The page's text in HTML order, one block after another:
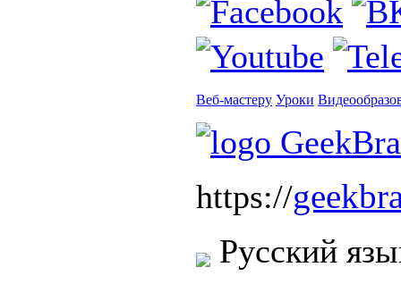
Веб-мастеру Уроки
https://
Русский